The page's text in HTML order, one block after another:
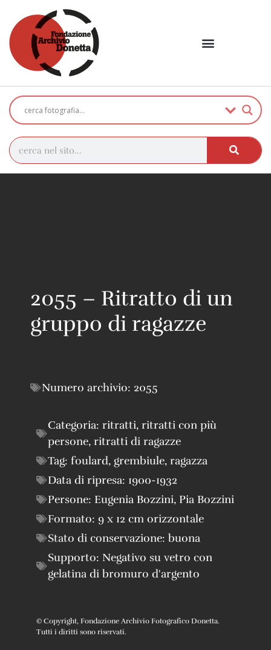
2055 – Ritratto di un
gruppo di ragazze
Numero archivio: 2055
Categoria: ritratti, ritratti con più
persone, ritratti di ragazze
Tag: foulard, grembiule, ragazza
Data di ripresa: 1900-1932
Persone: Eugenia Bozzini, Pia Bozzini
Formato: 9 x 12 cm orizzontale
Stato di conservazione: buona
Supporto: Negativo su vetro con
gelatina di bromuro d'argento
© Copyright, Fondazione Archivio Fotografico Donetta.
Tutti i diritti sono riservati.